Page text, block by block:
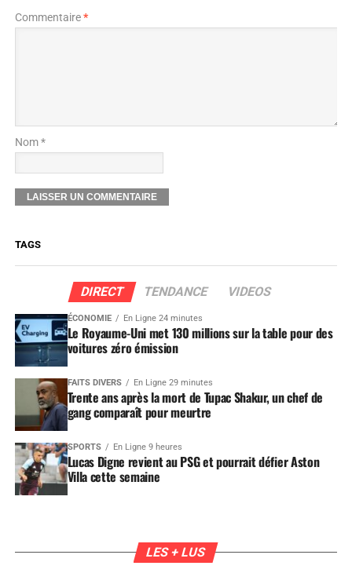
Commentaire*
Nom *
TAGS
DIRECT TENDANCE VIDEOS
ÉCONOMIE En Ligne 24 minutes
Le Royaume-Uni met 130 millions sur la table pour des
voitures zéro émission
FAITS DIVERS En Ligne 29 minutes
Trente ans après la mort de Tupac Shakur, un chef de
gang comparaît pour meurtre
SPORTS En Ligne 9 heures
Lucas Digne revient au PSG et pourrait défier Aston
Villa cette semaine
LES + LUS